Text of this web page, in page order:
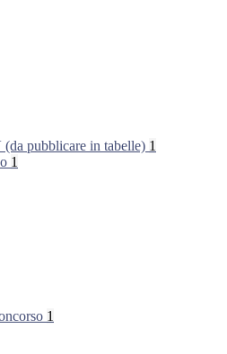
pubblicare in tabelle) 1
1
1